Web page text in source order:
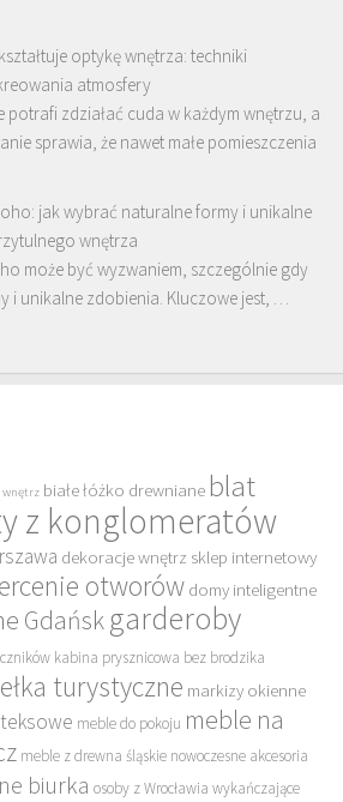
optykę wnętrza: techniki
atmosfery
potrafi zdziałać cuda w każdym wnętrzu, a
sprawia, że nawet małe pomieszczenia
jak wybrać naturalne formy i unikalne
wnętrza
może być wyzwaniem, szczególnie gdy
i unikalne zdobienia. Kluczowe jest, …
wnętrz białe łóżko drewniane blat
z konglomeratów
dekoracje wnętrz sklep internetowy
otworów domy inteligentne
Gdańsk garderoby
kabina prysznicowa bez brodzika
turystyczne markizy okienne
meble do pokoju meble na
meble z drewna śląskie nowoczesne akcesoria
biurka osoby z Wrocławia wykańczające